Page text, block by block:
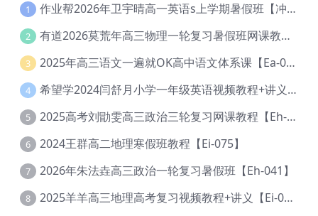
1 作业帮2026年卫宇晴高一英语s上学期暑假班【冲顶班】【Ec-003】
2 有道2026莫荒年高三物理一轮复习暑假班网课教程【Ef-044】
3 2025年高三语文一遍就OK高中语文体系课【Ea-028】
4 希望学2024闫舒月小学一年级英语视频教程+讲义【Cc-004】
5 2025高考刘勖雯高三政治三轮复习网课教程【Eh-061】
6 2024王群高二地理寒假班教程【Ei-075】
7 2026年朱法垚高三政治一轮复习暑假班【Eh-041】
8 2025羊羊高三地理高考复习视频教程+讲义【Ei-051】